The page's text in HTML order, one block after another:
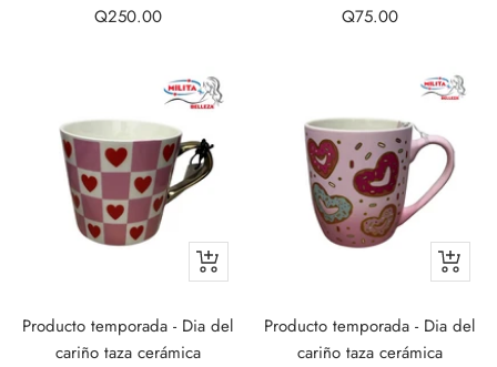
Sale
Q250.00
Sale
Q75.00
+
Add
to
Producto temporada - Dia del
cariño taza cerámica
+
Add
to
Producto temporada - Dia del
cariño taza cerámica